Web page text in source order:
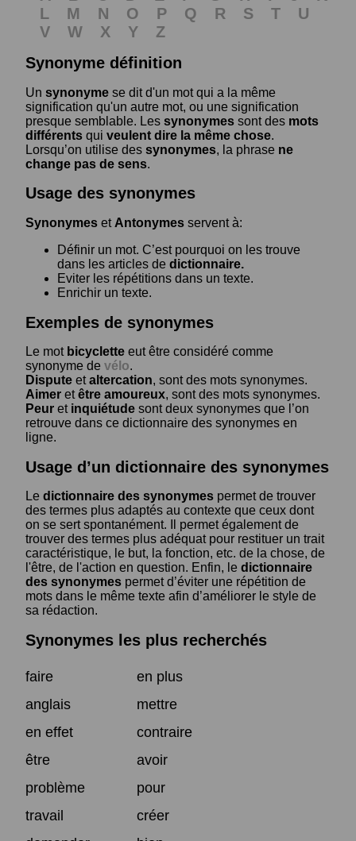
L
M N O P Q R S T
U
V
W X Y
Z
Synonyme définition
Un synonyme se dit d'un mot qui a la même
signification qu'un autre mot, ou une signification
presque semblable. Les synonymes sont des mots
différents qui veulent dire la même chose.
Lorsqu’on utilise des synonymes, la phrase ne
change pas de sens.
Usage des synonymes
Synonymes et Antonymes servent à:
Définir un mot. C’est pourquoi on les trouve
dans les articles de dictionnaire.
Eviter les répétitions dans un texte.
Enrichir un texte.
Exemples de synonymes
Le mot bicyclette eut être considéré comme
synonyme de vélo.
Dispute etaltercation, sont des mots synonymes.
Aimer etêtre amoureux, sont des mots synonymes.
Peur et inquiétude sont deux synonymes que l’on
retrouve dans ce dictionnaire des synonymes en
ligne.
Usage d’un dictionnaire des synonymes
Le dictionnaire des synonymes permet de trouver
des termes plus adaptés au contexte que ceux dont
on se sert spontanément. Il permet également de
trouver des termes plus adéquat pour restituer un trait
caractéristique, le but, la fonction, etc. de la chose, de
l'être, de l'action en question. Enfin, le dictionnaire
des synonymes permet d’éviter une répétition de
mots dans le même texte afin d’améliorer le style de
sa rédaction.
Synonymes les plus recherchés
faire
en plus
anglais
mettre
en effet
contraire
être
avoir
problème
pour
travail
créer